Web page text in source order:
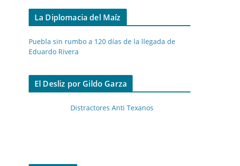
La Diplomacia del Maíz
Puebla sin rumbo a 120 días de la llegada de
Eduardo Rivera
El Desliz por Gildo Garza
Distractores Anti Texanos